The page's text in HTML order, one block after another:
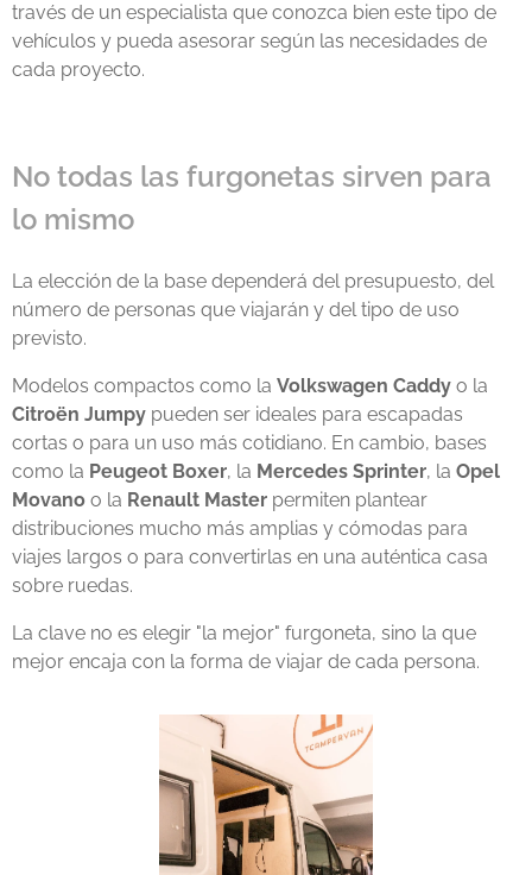
través de un especialista que conozca bien este tipo de
vehículos y pueda asesorar según las necesidades de
cada proyecto.
No todas las furgonetas sirven para
lo mismo
La elección de la base dependerá del presupuesto, del
número de personas que viajarán y del tipo de uso
previsto.
Modelos compactos como la Volkswagen Caddy o la
Citroën Jumpy pueden ser ideales para escapadas
cortas o para un uso más cotidiano. En cambio, bases
como la Peugeot Boxer, la Mercedes Sprinter, la Opel
Movano o la Renault Master permiten plantear
distribuciones mucho más amplias y cómodas para
viajes largos o para convertirlas en una auténtica casa
sobre ruedas.
La clave no es elegir "la mejor" furgoneta, sino la que
mejor encaja con la forma de viajar de cada persona.